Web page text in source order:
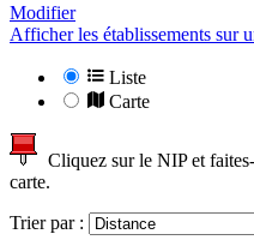
Modifier
Afficher les établissements sur
Liste
Carte
Cliquez sur le NIP et
carte.
Trier par :